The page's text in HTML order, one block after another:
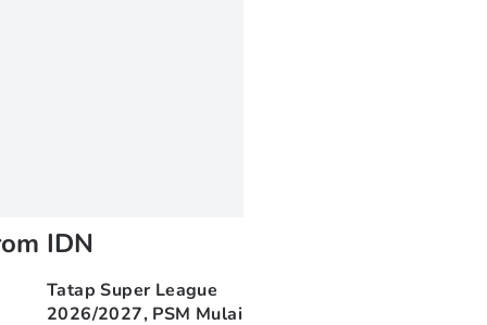
IDN
Tatap Super League
2026/2027, PSM Mulai